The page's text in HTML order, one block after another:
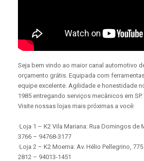
Seja bem vindo ao maior canal automotivo
orçamento grátis. Equipada com
equipe excelente. Agilidade e honestidade
1985 entregando serviços mecânicos em SP.
Visite nossas lojas mais próximas a você:
·Loja 1 – K2 Vila Mariana: Rua Domingos de
3766 – 94768-3177
·Loja 2 – K2 Moema: Av. Hélio Pellegrino,
2812 – 94013-1451